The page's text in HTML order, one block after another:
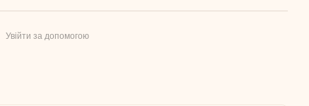
Увійти за допомогою